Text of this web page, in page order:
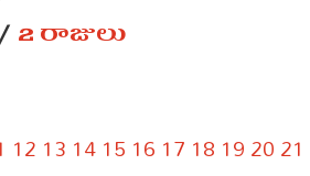
2 రాజులు
12 13 1415 16 17 18 192021